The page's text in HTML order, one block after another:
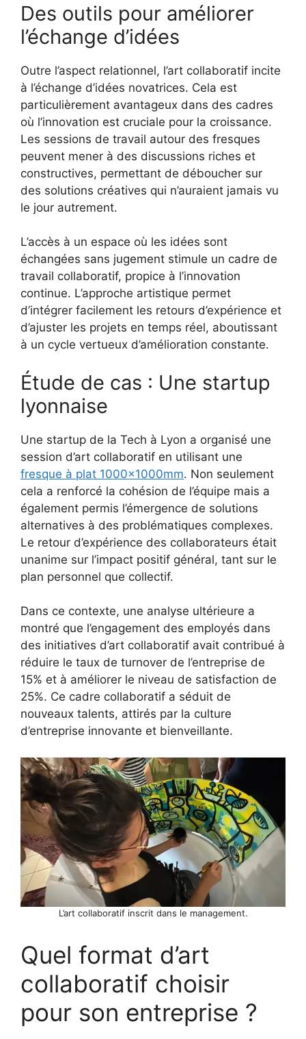
Des outils pour améliorer
l’échange d’idées
Outre l’aspect relationnel, l’art collaboratif incite
à l’échange d’idées novatrices. Cela est
particulièrement avantageux dans des cadres
où l’innovation est cruciale pour la croissance.
Les sessions de travail autour des fresques
peuvent mener à des discussions riches et
constructives, permettant de déboucher sur
des solutions créatives qui n’auraient jamais vu
le jour autrement.
L’accès à un espace où les idées sont
échangées sans jugement stimule un cadre de
travail collaboratif, propice à l’innovation
continue. L’approche artistique permet
d’intégrer facilement les retours d’expérience et
d’ajuster les projets en temps réel, aboutissant
à un cycle vertueux d’amélioration constante.
Étude de cas : Une startup
lyonnaise
Une startup de la Tech à Lyon a organisé une
session d’art collaboratif en utilisant une
fresque à plat 1000x1000mm. Non seulement
cela a renforcé la cohésion de l’équipe mais a
également permis l’émergence de solutions
alternatives à des problématiques complexes.
Le retour d’expérience des collaborateurs était
unanime sur l’impact positif général, tant sur le
plan personnel que collectif.
Dans ce contexte, une analyse ultérieure a
montré que l’engagement des employés dans
des initiatives d’art collaboratif avait contribué à
réduire le taux de turnover de l’entreprise de
15% et à améliorer le niveau de satisfaction de
25%. Ce cadre collaboratif a séduit de
nouveaux talents, attirés par la culture
d’entreprise innovante et bienveillante.
L’art collaboratif inscrit dans le management.
Quel format d’art
collaboratif choisir
pour son entreprise ?